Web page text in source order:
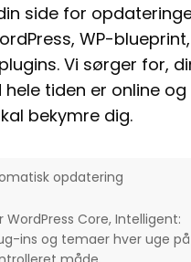
side for
WP-blueprint,
Vi sørger for,
tiden er online og
bekymre dig.
opdatering
WordPress Core, Intelligent:
ins og temaer hver uge